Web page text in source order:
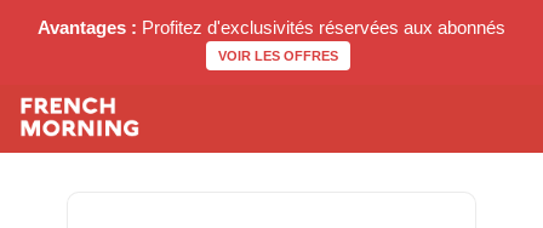
Avantages : Profitez d'exclusivités réservées aux abonnés
VOIR LES OFFRES